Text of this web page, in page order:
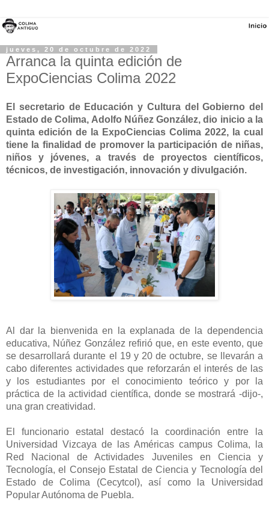
jueves, 20 de octubre de 2022
Arranca la quinta edición de
ExpoCiencias Colima 2022
El secretario de Educación y Cultura del Gobierno del
Estado de Colima, Adolfo Núñez González, dio inicio a la
quinta edición de la ExpoCiencias Colima 2022, la cual
tiene la finalidad de promover la participación de niñas,
niños y jóvenes, a través de proyectos científicos,
técnicos, de investigación, innovación y divulgación.
Al dar la bienvenida en la explanada de la dependencia
educativa, Núñez González refirió que, en este evento, que
se desarrollará durante el 19 y 20 de octubre, se llevarán a
cabo diferentes actividades que reforzarán el interés de las
y los estudiantes por el conocimiento teórico y por la
práctica de la actividad científica, donde se mostrará -dijo-,
una gran creatividad.
El funcionario estatal destacó la coordinación entre la
Universidad Vizcaya de las Américas campus Colima, la
Red Nacional de Actividades Juveniles en Ciencia y
Tecnología, el Consejo Estatal de Ciencia y Tecnología del
Estado de Colima (Cecytcol), así como la Universidad
Popular Autónoma de Puebla.